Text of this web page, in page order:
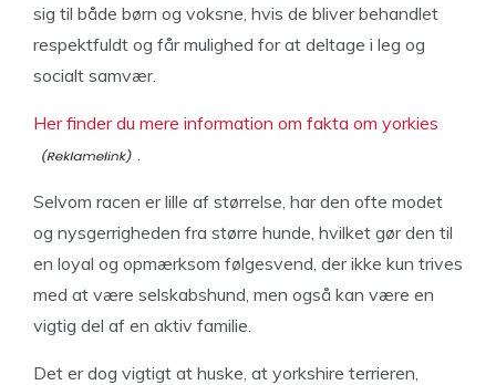
sig til både børn og voksne, hvis de bliver behandlet
respektfuldt og får mulighed for at deltage i leg og
socialt samvær.
Her finder du mere information om fakta om yorkies
Selvom racen er lille af størrelse, har den ofte modet
og nysgerrigheden fra større hunde, hvilket gør den til
en loyal og opmærksom følgesvend, der ikke kun trives
med at være selskabshund, men også kan være en
vigtig del af en aktiv familie.
Det er dog vigtigt at huske, at yorkshire terrieren,